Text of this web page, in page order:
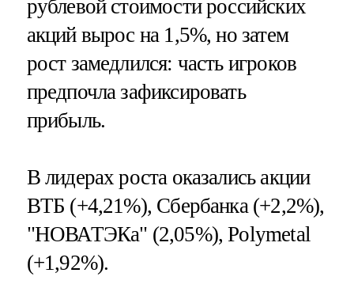
рублевой стоимости российских
акций вырос на 1,5%, но затем
рост замедлился: часть игроков
предпочла зафиксировать
прибыль.
В лидерах роста оказались акции
ВТБ (+4,21%), Сбербанка (+2,2%),
"НОВАТЭКа" (2,05%), Polymetal
(+1,92%).